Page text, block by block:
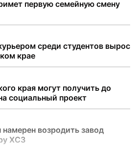
первую семейную смену
среди студентов вырос
крае
края могут получить до
социальный проект
возродить завод
ХСЗ